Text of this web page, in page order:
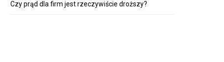
Czy prąd dla firm jest rzeczywiście droższy?